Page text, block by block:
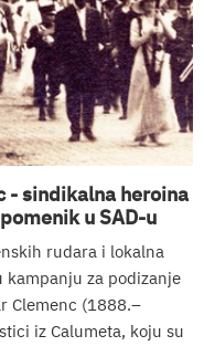
- sindikalna heroina
u SAD-u
rudara i lokalna
za podizanje
Clemenc (1888.–
iz Calumeta, koju su